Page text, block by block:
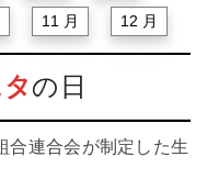
11 月 12 月
の日
合連合会が制定した生